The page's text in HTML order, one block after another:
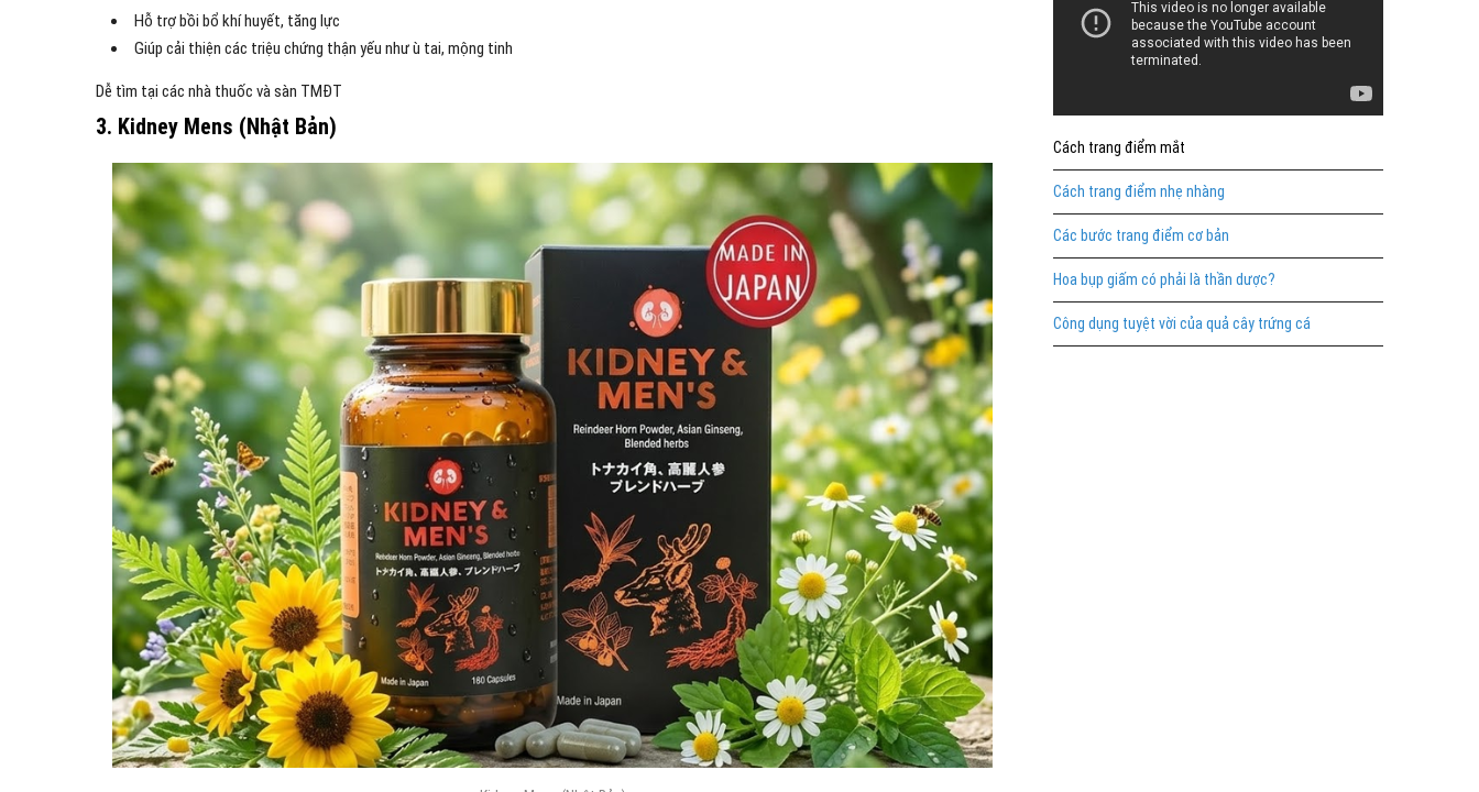
Hỗ trợ bồi bổ khí huyết, tăng lực
Giúp cải thiện các triệu chứng thận yếu như ù tai, mộng tinh
Dễ tìm tại các nhà thuốc và sàn TMĐT
3. Kidney Mens (Nhật Bản)
Cách trang điểm mắt
Cách trang điểm nhẹ nhàng
Các bước trang điểm cơ bản
Hoa bụp giấm có phải là thần dược?
Công dụng tuyệt vời của quả cây trứng cá